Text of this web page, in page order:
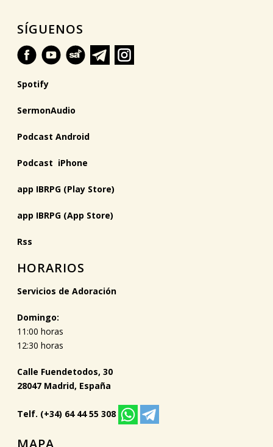
SÍGUENOS
Spotify
SermonAudio
Podcast Android
Podcast iPhone
app IBRPG (Play Store)
app IBRPG (App Store)
Rss
HORARIOS
Servicios de Adoración
Domingo:
11:00 horas
12:30 horas
Calle Fuendetodos, 30
28047 Madrid, España
Telf. (+34) 64 44 55 308
MAPA